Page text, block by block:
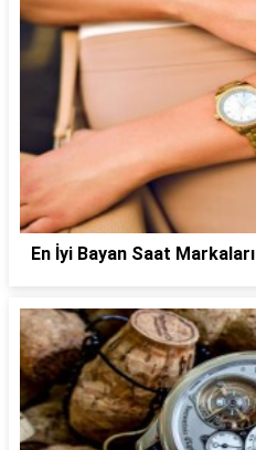
En İyi Bayan Saat Markaları